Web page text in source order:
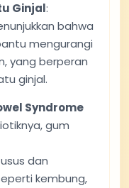
Ginjal:
bahwa
mengurangi
yang berperan
ginjal.
Syndrome
gum
dan
kembung,